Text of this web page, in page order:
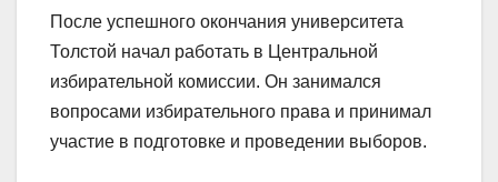
После успешного окончания университета
Толстой начал работать в Центральной
избирательной комиссии. Он занимался
вопросами избирательного права и принимал
участие в подготовке и проведении выборов.